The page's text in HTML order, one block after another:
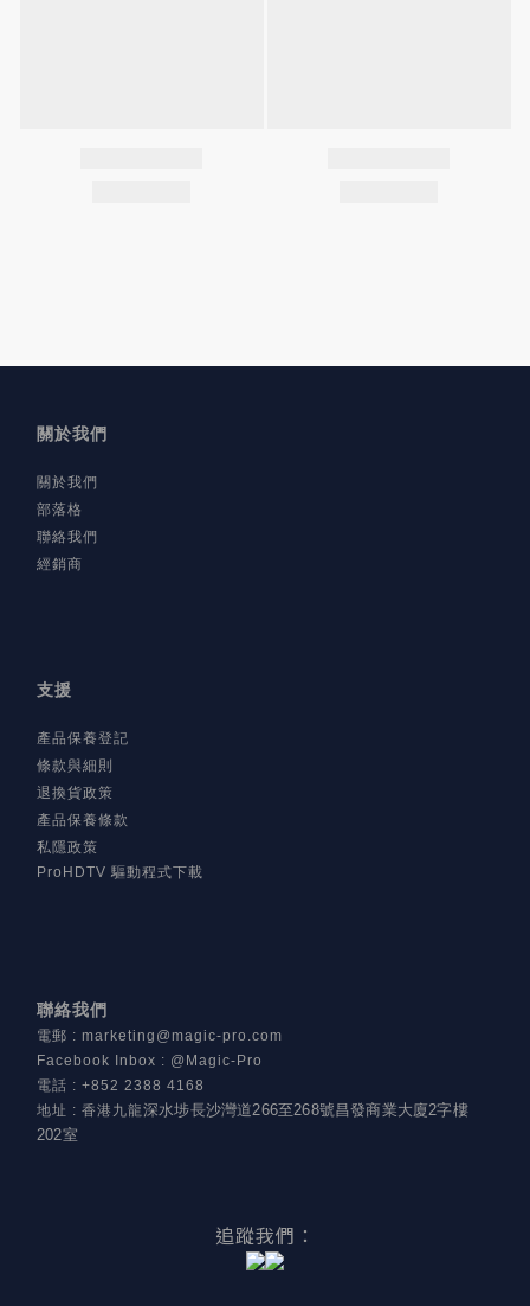
關於我們
關於我們
部落格
聯絡我們
經銷商
支援
產品保養登記
條款與細則
退換貨政策
產品保養條款
私隱政策
ProHDTV 驅動程式下載
聯絡我們
電郵 : marketing@magic-pro.com
Facebook Inbox : @Magic-Pro
電話 : +852 2388 4168
地址 : 香港九龍深水埗長沙灣道266至268號昌發商業大廈2字樓
202室
追蹤我們：